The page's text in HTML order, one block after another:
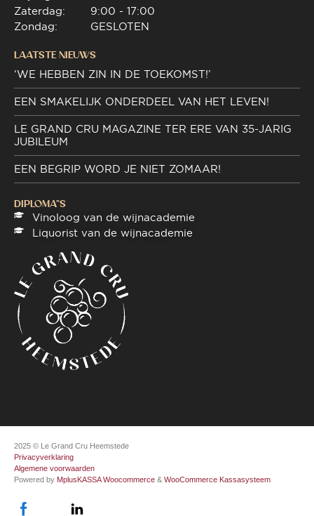
Zaterdag:
Zondag:
9:00 - 17:00
GESLOTEN
LAATSTE NIEUWS
‘WE HEBBEN ZIN IN DE TOEKOMST!’
EEN SMAKELIJK ONDERDEEL VAN HET LEVEN!
LE GRAND CRU MAGAZINE TER ERE VAN 35-JARIG
JUBILEUM
EEN BEGRIP WORD JE NIET ZOMAAR!
DIPLOMA"S
Vinoloog van de wijnacademie
Liquorist van de wijnacademie
2025 © Le Grand Cru Heemstede
Privacyverklaring
Algemene voorwaarden
Powered by MplusKASSA Woocommerce & WooCommerce Kassasysteem